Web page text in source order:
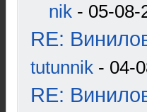
nik - 05-08-
RE:
tutunnik - 04-
RE: